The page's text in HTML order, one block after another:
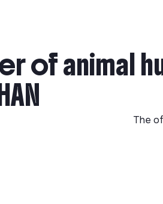
of animal
The